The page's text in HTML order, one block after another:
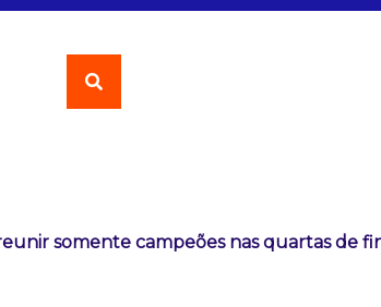
somente campeões nas quartas de